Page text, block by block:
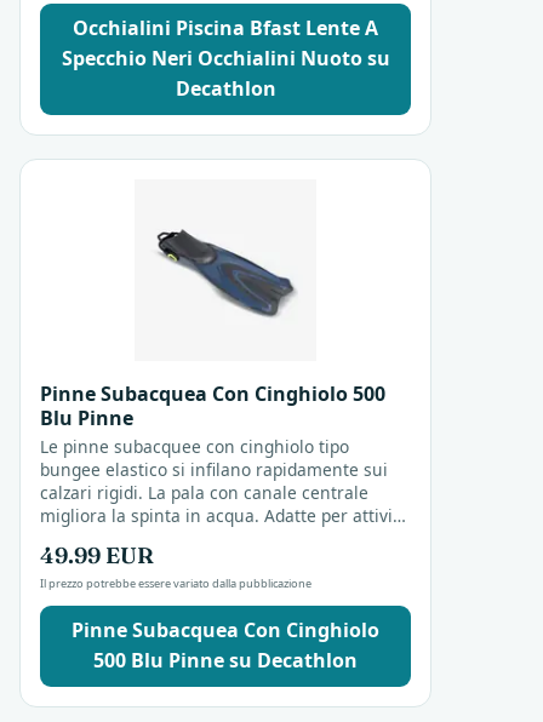
Occhialini Piscina Bfast Lente A
Specchio Neri Occhialini Nuoto su
Decathlon
Pinne Subacquea Con Cinghiolo 500
Blu Pinne
Le pinne subacquee con cinghiolo tipo
bungee elastico si infilano rapidamente sui
calzari rigidi. La pala con canale centrale
migliora la spinta in acqua. Adatte per attività
nuoto.
49.99 EUR
Il prezzo potrebbe essere variato dalla pubblicazione
Pinne Subacquea Con Cinghiolo
500 Blu Pinne su Decathlon